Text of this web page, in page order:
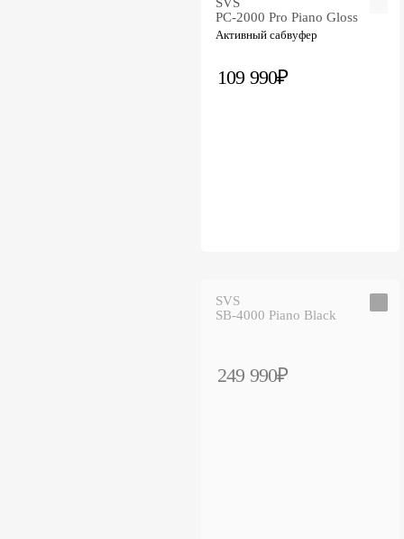
PC-2000 Pro Piano Gloss
Активный сабвуфер
109 990₽
SVS
SB-4000 Piano Black
249 990₽